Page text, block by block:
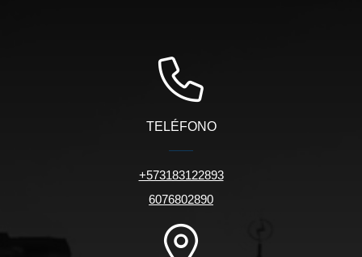
TELÉFONO
+573183122893
6076802890